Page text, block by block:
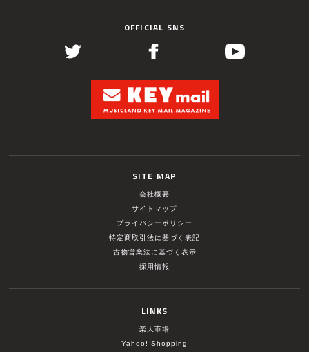
OFFICIAL SNS
SITE MAP
会社概要
サイトマップ
プライバシーポリシー
特定商取引法に基づく表記
古物営業法に基づく表示
採用情報
LINKS
楽天市場
Yahoo! Shopping